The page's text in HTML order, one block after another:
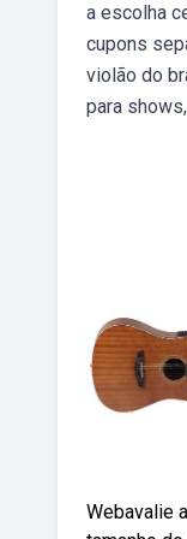
a escolha
cupons
violão do
para
Webavalie